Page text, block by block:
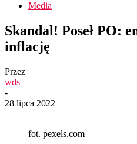
Media
Skandal! Poseł PO:
inflację
Przez
wds
-
28 lipca 2022
fot. pexels.com